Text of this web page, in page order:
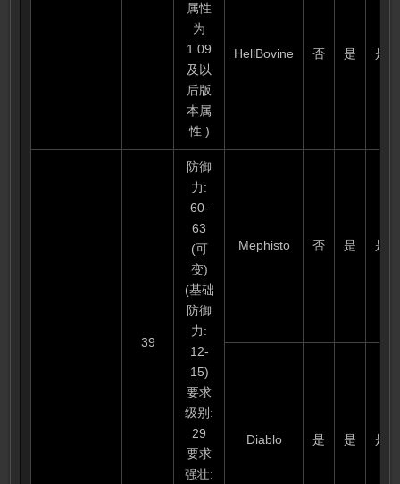
属性
为
1.09
及以
后版
本属
性 )
HellBovine 否 是 是
39
防御
力:
60-
63
(可
变)
(基础
防御
力:
12-
15)
要求
级别:
29
要求
强壮:
Mephisto 否 是 是
Diablo 是 是 是